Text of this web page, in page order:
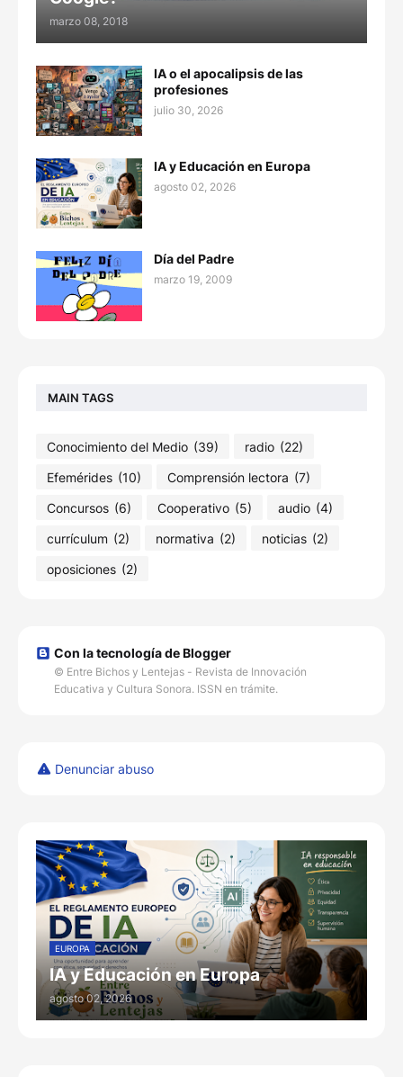
marzo 08, 2018
IA o el apocalipsis de las
profesiones
julio 30, 2026
IA y Educación en Europa
agosto 02, 2026
Día del Padre
marzo 19, 2009
MAIN TAGS
Conocimiento del Medio (39) radio (22)
Efemérides (10) Comprensión lectora (7)
Concursos (6) Cooperativo (5) audio (4)
currículum (2) normativa (2) noticias (2)
oposiciones (2)
Con la tecnología de Blogger
© Entre Bichos y Lentejas - Revista de Innovación
Educativa y Cultura Sonora. ISSN en trámite.
Denunciar abuso
EUROPA
IA y Educación en Europa
agosto 02, 2026